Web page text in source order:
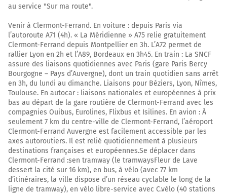
Au rond-point, prendre la 2ème sortie sur D941 et
continuer sur 5,1 kilomètres
Col des Goules
25,9 km
Au rond-point, prendre la 2ème sortie sur D941 (Route
de Limoges) et continuer sur 1,9 kilomètre
31,0 km
Tourner à gauche sur D941 (Route de Bordeaux) et
continuer sur 1,8 kilomètre
32,9 km
34,7 km
au service "Sur ma route".
Venir à Clermont-Ferrand. En voiture : depuis Paris via
l’autoroute A71 (4h). « La Méridienne » A75 relie gratuitement
Clermont-Ferrand depuis Montpellier en 3h. L’A72 permet de
rallier Lyon en 2h et l’A89, Bordeaux en 3h45. En train : La SNCF
assure des liaisons quotidiennes avec Paris (gare Paris Bercy
Bourgogne – Pays d’Auvergne), dont un train quotidien sans arrêt
en 3h, du lundi au dimanche. Liaisons pour Béziers, Lyon, Nîmes,
Toulouse. En autocar : liaisons nationales et européennes à prix
bas au départ de la gare routière de Clermont-Ferrand avec les
compagnies Ouibus, Eurolines, Flixbus et Isilines. En avion : À
seulement 7 km du centre-ville de Clermont-Ferrand, l’aéroport
Clermont-Ferrand Auvergne est facilement accessible par les
axes autoroutiers. Il est relié quotidiennement à plusieurs
destinations françaises et européennes.Se déplacer dans
Clermont-Ferrand :sen tramway (le tramwaysFleur de Lave
dessert la cité sur 16 km), en bus, à vélo (avec 77 km
d’itinéraires, la ville dispose d’un réseau cyclable le long de la
ligne de tramway), en vélo libre-service avec C.vélo (40 stations